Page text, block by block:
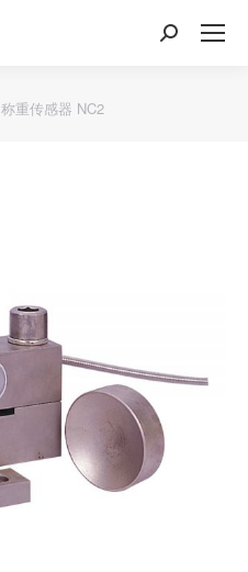
搜
称重传感器 NC2